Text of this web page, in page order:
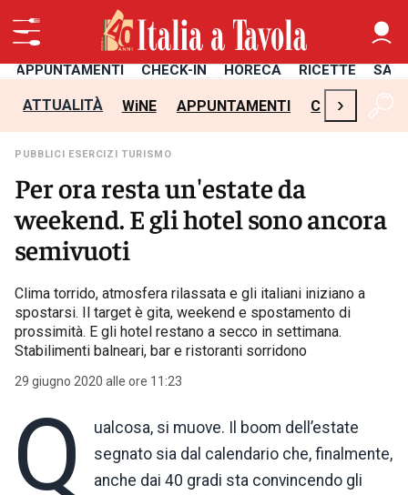
APPUNTAMENTI CHECK-IN HORECA RICETTE
ATTUALITÀ WiNE APPUNTAMENTI CHECK-IN
›
PUBBLICI ESERCIZI TURISMO
Per ora resta un'estate da
weekend. E gli hotel sono ancora
semivuoti
Clima torrido, atmosfera rilassata e gli italiani iniziano a
spostarsi. Il target è gita, weekend e spostamento di
prossimità. E gli hotel restano a secco in settimana.
Stabilimenti balneari, bar e ristoranti sorridono
29 giugno 2020 alle ore 11:23
Q
ualcosa, si muove. Il boom dell’estate
segnato sia dal calendario che, finalmente,
anche dai 40 gradi sta convincendo gli